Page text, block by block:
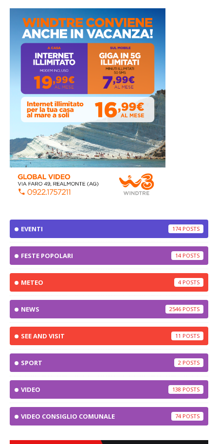
EVENTI 174
FESTE POPOLARI 14
METEO 4
NEWS 2546
SEE AND VISIT 11
SPORT 2
VIDEO 138
VIDEO CONSIGLIO COMUNALE 74